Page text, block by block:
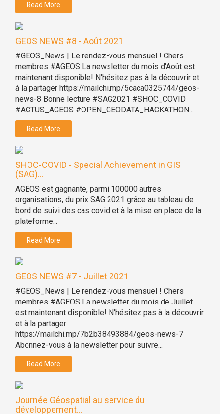
Read More
GEOS NEWS #8 - Août 2021
#GEOS_News | Le rendez-vous mensuel ! Chers
membres #AGEOS La newsletter du mois d'Août est
maintenant disponible! N'hésitez pas à la découvrir et
à la partager https://mailchi.mp/5caca0325744/geos-
news-8 Bonne lecture #SAG2021 #SHOC_COVID
#ACTUS_AGEOS #OPEN_GEODATA_HACKATHON...
Read More
SHOC-COVID - Special Achievement in GIS
(SAG)...
AGEOS est gagnante, parmi 100000 autres
organisations, du prix SAG 2021 grâce au tableau de
bord de suivi des cas covid et à la mise en place de la
plateforme...
Read More
GEOS NEWS #7 - Juillet 2021
#GEOS_News | Le rendez-vous mensuel ! Chers
membres #AGEOS La newsletter du mois de Juillet
est maintenant disponible! N'hésitez pas à la découvrir
et à la partager
https://mailchi.mp/7b2b38493884/geos-news-7
Abonnez-vous à la newsletter pour suivre...
Read More
Journée Géospatial au service du
développement...